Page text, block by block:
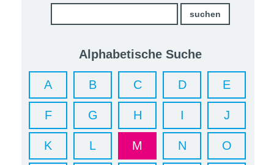
Alphabetische Suche
A B C D E
F G H I J
K L M N O